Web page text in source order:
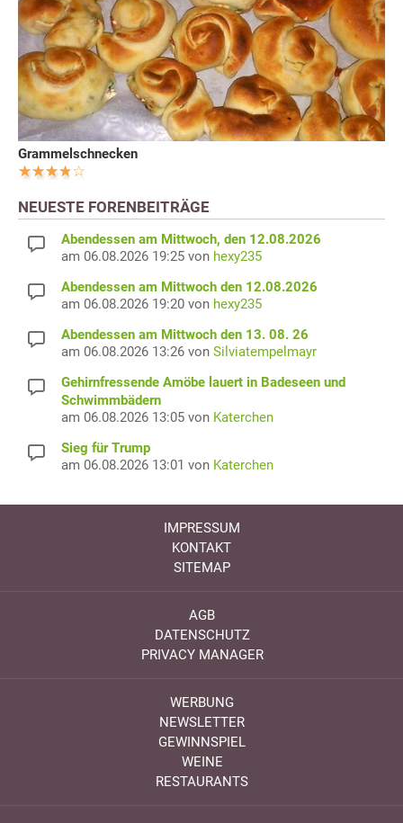
Grammelschnecken
NEUESTE FORENBEITRÄGE
Abendessen am Mittwoch, den 12.08.2026
am 06.08.2026 19:25 von hexy235
Abendessen am Mittwoch den 12.08.2026
am 06.08.2026 19:20 von hexy235
Abendessen am Mittwoch den 13. 08. 26
am 06.08.2026 13:26 von Silviatempelmayr
Gehirnfressende Amöbe lauert in Badeseen und
Schwimmbädern
am 06.08.2026 13:05 von Katerchen
Sieg für Trump
am 06.08.2026 13:01 von Katerchen
IMPRESSUM
KONTAKT
SITEMAP
AGB
DATENSCHUTZ
PRIVACY MANAGER
WERBUNG
NEWSLETTER
GEWINNSPIEL
WEINE
RESTAURANTS